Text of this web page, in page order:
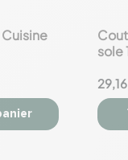
favorite_border
sole
